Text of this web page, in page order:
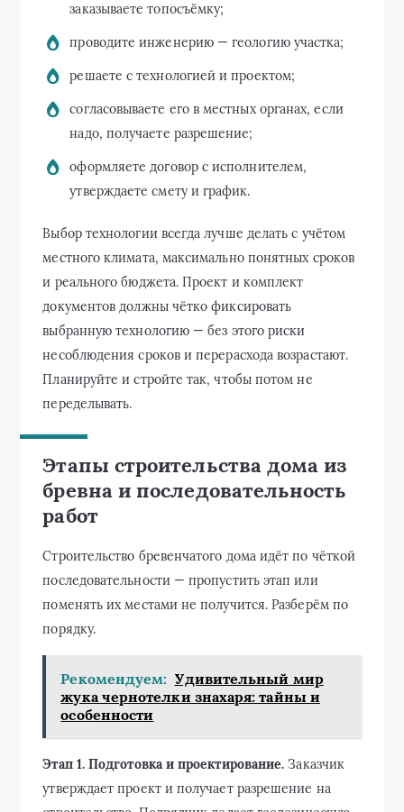
заказываете топосъёмку;
проводите инженерию — геологию участка;
решаете с технологией и проектом;
согласовываете его в местных органах, если
надо, получаете разрешение;
оформляете договор с исполнителем,
утверждаете смету и график.
Выбор технологии всегда лучше делать с учётом
местного климата, максимально понятных сроков
и реального бюджета. Проект и комплект
документов должны чётко фиксировать
выбранную технологию — без этого риски
несоблюдения сроков и перерасхода возрастают.
Планируйте и стройте так, чтобы потом не
переделывать.
Этапы строительства дома из
бревна и последовательность
работ
Строительство бревенчатого дома идёт по чёткой
последовательности — пропустить этап или
поменять их местами не получится. Разберём по
порядку.
Рекомендуем: Удивительный мир
жука чернотелки знахаря: тайны и
особенности
Этап 1. Подготовка и проектирование. Заказчик
утверждает проект и получает разрешение на